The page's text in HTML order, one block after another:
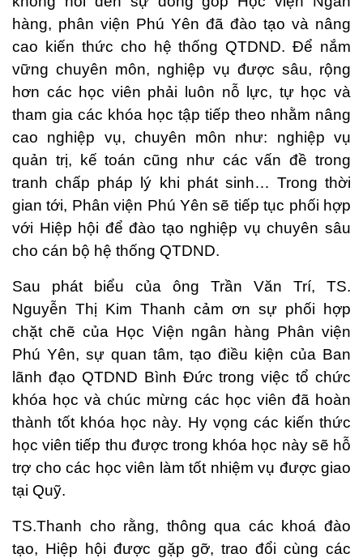
hàng, phân viện Phú Yên đã đào tạo và nâng
cao kiến thức cho hệ thống QTDND. Để nắm
vững chuyên môn, nghiệp vụ được sâu, rộng
hơn các học viên phải luôn nỗ lực, tự học và
tham gia các khóa học tập tiếp theo nhằm nâng
cao nghiệp vụ, chuyên môn như: nghiệp vụ
quản trị, kế toán cũng như các vấn đề trong
tranh chấp pháp lý khi phát sinh… Trong thời
gian tới, Phân viện Phú Yên sẽ tiếp tục phối hợp
với Hiệp hội để đào tạo nghiệp vụ chuyên sâu
cho cán bộ hệ thống QTDND.
Sau phát biểu của ông Trần Văn Trí, TS.
Nguyễn Thị Kim Thanh cảm ơn sự phối hợp
chặt chẽ của Học Viện ngân hàng Phân viện
Phú Yên, sự quan tâm, tạo điều kiện của Ban
lãnh đạo QTDND Bình Đức trong việc tổ chức
khóa học và chúc mừng các học viên đã hoàn
thành tốt khóa học này. Hy vọng các kiến thức
học viên tiếp thu được trong khóa học này sẽ hỗ
trợ cho các học viên làm tốt nhiệm vụ được giao
tại Quỹ.
TS.Thanh cho rằng, thông qua các khoá đào
tạo, Hiệp hội được gặp gỡ, trao đổi cùng các